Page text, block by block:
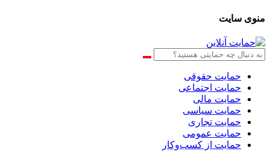
منوی سایت
حمایت حقوقی
حمایت اجتماعی
حمایت مالی
حمایت سیاسی
حمایت تجاری
حمایت عمومی
حمایت از کسب‌وکار